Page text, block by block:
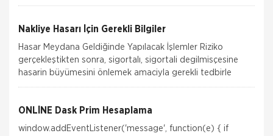
Nakliye Hasarı İçin Gerekli Bilgiler
Hasar Meydana Geldiğinde Yapılacak İşlemler Riziko
gerçekleştikten sonra, sigortalı, sigortali degilmisçesine
hasarin büyümesini önlemek amaciyla gerekli tedbirle
ONLİNE Dask Prim Hesaplama
window.addEventListener('message', function(e) { if